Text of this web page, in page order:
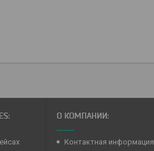
О КОМПАНИИ:
Контактная информация